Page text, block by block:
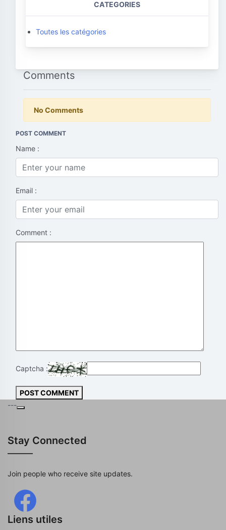
CATEGORIES
Toutes les catégories
Comments
No Comments
POST COMMENT
Name :
Email :
Comment :
Captcha :
POST COMMENT
---
Stay Connected
Join people who receive site updates.
Liens utiles